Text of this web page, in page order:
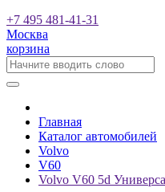
+7 495 481-41-31
Москва
корзина
Главная
Каталог автомобилей
Volvo
V60
Volvo V60 5d